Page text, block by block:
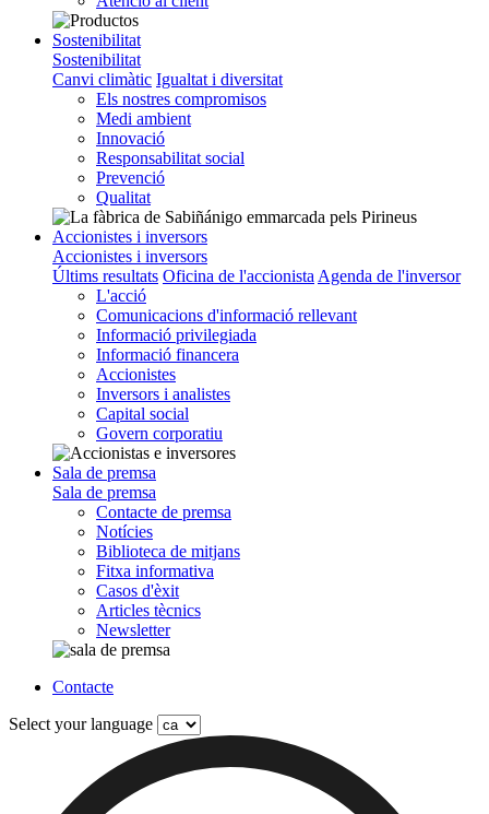
Sostenibilitat
Sostenibilitat
Canvi climàtic Igualtat i diversitat
Els nostres compromisos
Medi ambient
Innovació
Responsabilitat social
Prevenció
Qualitat
Accionistes i inversors
Accionistes i inversors
Últims resultats Oficina de l'accionista Agenda de l'inversor
L'acció
Comunicacions d'informació rellevant
Informació privilegiada
Informació financera
Accionistes
Inversors i analistes
Capital social
Govern corporatiu
Sala de premsa
Sala de premsa
Contacte de premsa
Notícies
Biblioteca de mitjans
Fitxa informativa
Casos d'èxit
Articles tècnics
Newsletter
Contacte
Select your language